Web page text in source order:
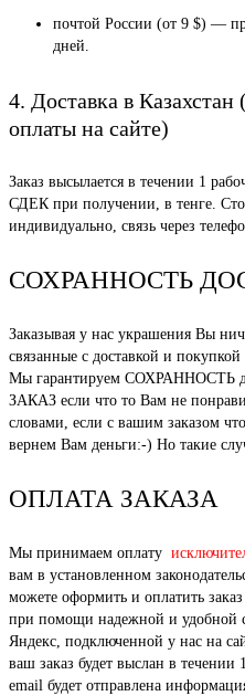
почтой России (от 9 $) —
дней.
4. Доставка в
оплаты на сайте)
Заказ высылается в течении 1
СДЕК при получении, в тенге.
индивидуально, связь через
СОХРАННОСТЬ
Заказывая у нас украшения Вы
связанные с доставкой и
Мы гарантируем СОХРАННОСТЬ
ЗАКАЗ если что то Вам не
словами, если с вашим заказом
вернем Вам деньги:-) Но такие
ОПЛАТА ЗАКАЗА
Мы принимаем оплату
вам в установленном
можете оформить и оплатить
при помощи надежной и удобной
Яндекс, подключенной у нас на
ваш заказ будет выслан в
email будет отправлена